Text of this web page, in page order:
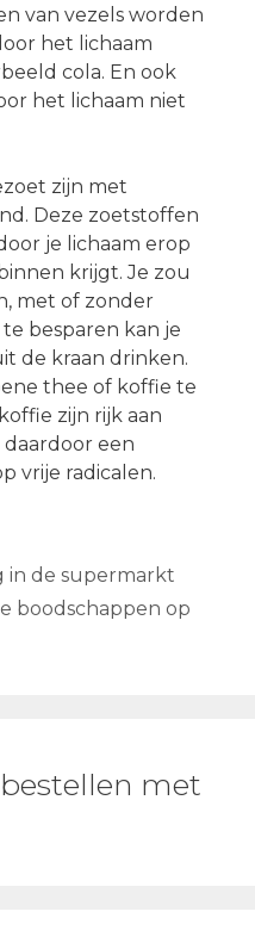
van vezels worden
het lichaam
cola. En ook
het lichaam niet
zijn met
Deze zoetstoffen
je lichaam erop
krijgt. Je zou
met of zonder
besparen kan je
de kraan drinken.
thee of koffie te
zijn rijk aan
een
vrije radicalen.
in de supermarkt
boodschappen op
met